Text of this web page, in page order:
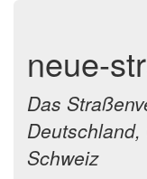
neue-
Das
Schweiz